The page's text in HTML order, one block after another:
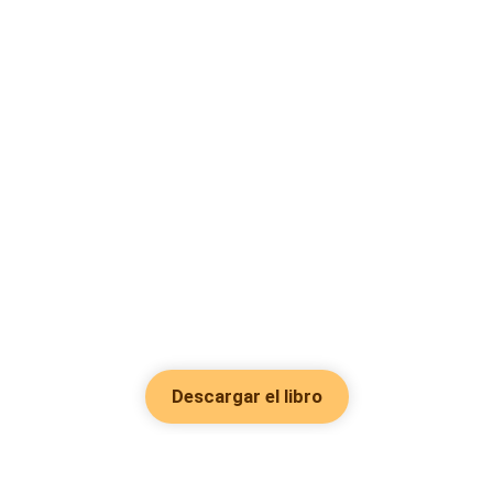
Descargar el libro